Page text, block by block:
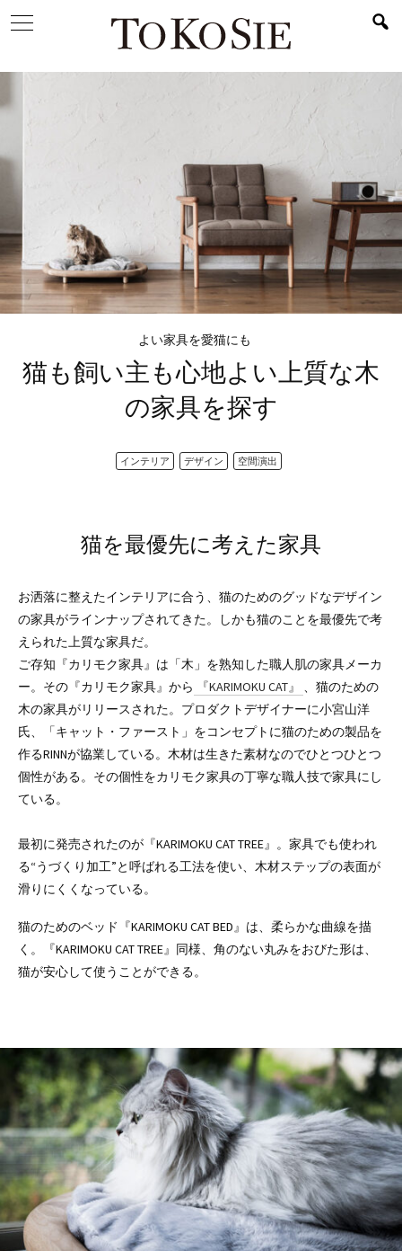
よい家具を愛猫にも
猫も飼い主も心地よい上質な木
の家具を探す
インテリア デザイン 空間演出
猫を最優先に考えた家具
お洒落に整えたインテリアに合う、猫のためのグッドなデザイン
の家具がラインナップされてきた。しかも猫のことを最優先で考
えられた上質な家具だ。
ご存知『カリモク家具』は「木」を熟知した職人肌の家具メーカ
ー。その『カリモク家具』から
『KARIMOKU CAT』
、猫のための
木の家具がリリースされた。プロダクトデザイナーに小宮山洋
氏、「キャット・ファースト」をコンセプトに猫のための製品を
作るRINNが協業している。木材は生きた素材なのでひとつひとつ
個性がある。その個性をカリモク家具の丁寧な職人技で家具にし
ている。
最初に発売されたのが『KARIMOKU CAT TREE』。家具でも使われ
る“うづくり加工”と呼ばれる工法を使い、木材ステップの表面が
滑りにくくなっている。
猫のためのベッド『KARIMOKU CAT BED』は、柔らかな曲線を描
く。『KARIMOKU CAT TREE』同様、角のない丸みをおびた形は、
猫が安心して使うことができる。